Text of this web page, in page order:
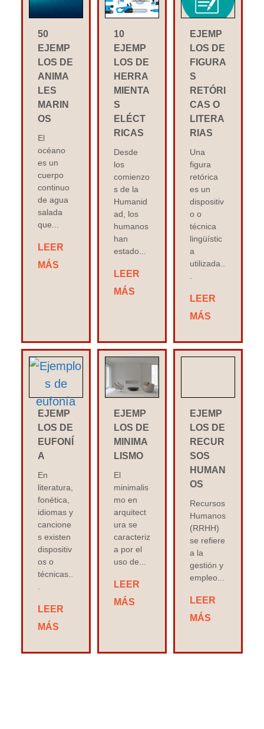
50
EJEMP
LOS DE
ANIMA
LES
MARIN
OS
El
océano
es un
cuerpo
continuo
de agua
salada
que...
LEER
MÁS
10
EJEMP
LOS DE
HERRA
MIENTA
S
ELÉCT
RICAS
Desde
los
comienzo
s de la
Humanid
ad, los
humanos
han
estado...
LEER
MÁS
EJEMP
LOS DE
FIGURA
S
RETÓRI
CAS O
LITERA
RIAS
Una
figura
retórica
es un
dispositiv
o o
técnica
lingüístic
a
utilizada..
.
LEER
MÁS
EJEMP
LOS DE
EUFONÍ
A
En
literatura,
fonética,
idiomas y
cancione
s existen
dispositiv
os o
técnicas..
LEER
MÁS
EJEMP
LOS DE
MINIMA
LISMO
El
minimalis
mo en
arquitect
ura se
caracteriz
a por el
uso de...
LEER
MÁS
EJEMP
LOS DE
RECUR
SOS
HUMAN
OS
Recursos
Humanos
(RRHH)
se refiere
a la
gestión y
empleo...
LEER
MÁS